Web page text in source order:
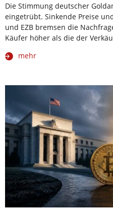
Die Stimmung deutscher
eingetrübt. Sinkende Preise
und EZB bremsen die
Käufer höher als die der
mehr